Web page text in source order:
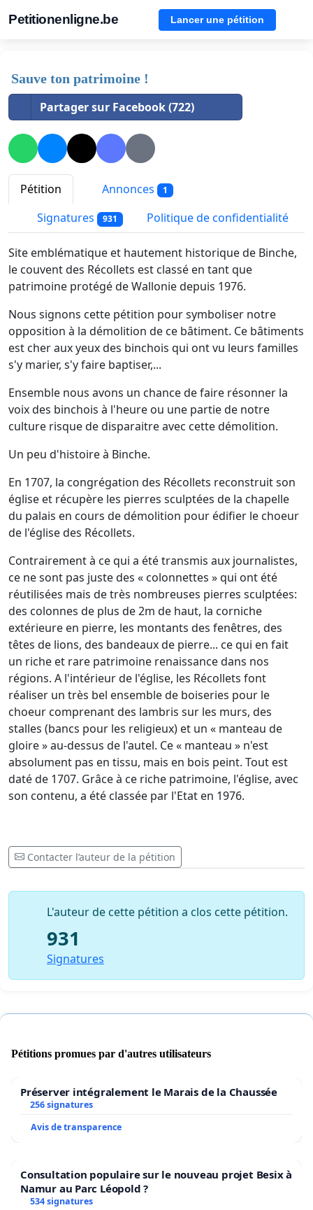
Petitionenligne.be Lancer une pétition
Sauve ton patrimoine !
Partager sur Facebook (722)
Pétition Annonces 1
Signatures 931 Politique de confidentialité
Site emblématique et hautement historique de Binche,
le couvent des Récollets est classé en tant que
patrimoine protégé de Wallonie depuis 1976.
Nous signons cette pétition pour symboliser notre
opposition à la démolition de ce bâtiment. Ce bâtiments
est cher aux yeux des binchois qui ont vu leurs familles
s'y marier, s'y faire baptiser,...
Ensemble nous avons un chance de faire résonner la
voix des binchois à l'heure ou une partie de notre
culture risque de disparaitre avec cette démolition.
Un peu d'histoire à Binche.
En 1707, la congrégation des Récollets reconstruit son
église et récupère les pierres sculptées de la chapelle
du palais en cours de démolition pour édifier le choeur
de l'église des Récollets.
Contrairement à ce qui a été transmis aux journalistes,
ce ne sont pas juste des « colonnettes » qui ont été
réutilisées mais de très nombreuses pierres sculptées:
des colonnes de plus de 2m de haut, la corniche
extérieure en pierre, les montants des fenêtres, des
têtes de lions, des bandeaux de pierre... ce qui en fait
un riche et rare patrimoine renaissance dans nos
régions. A l'intérieur de l'église, les Récollets font
réaliser un très bel ensemble de boiseries pour le
choeur comprenant des lambris sur les murs, des
stalles (bancs pour les religieux) et un « manteau de
gloire » au-dessus de l'autel. Ce « manteau » n'est
absolument pas en tissu, mais en bois peint. Tout est
daté de 1707. Grâce à ce riche patrimoine, l'église, avec
son contenu, a été classée par l'Etat en 1976.
Contacter l’auteur de la pétition
L'auteur de cette pétition a clos cette pétition.
931
Signatures
Pétitions promues par d'autres utilisateurs
Préserver intégralement le Marais de la Chaussée
256 signatures
Avis de transparence
Consultation populaire sur le nouveau projet Besix à
Namur au Parc Léopold ?
534 signatures